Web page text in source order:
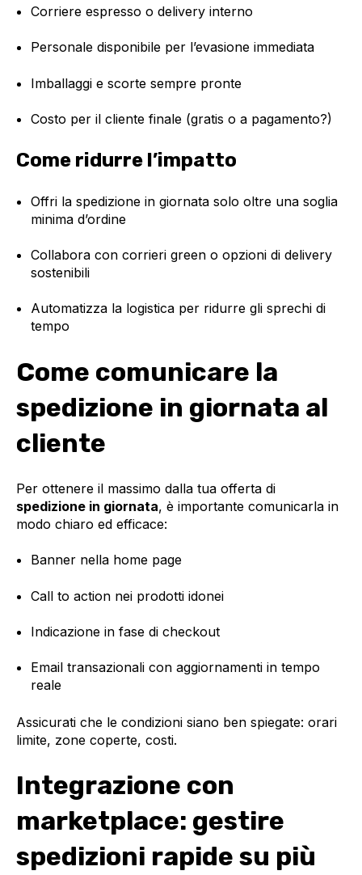
Corriere espresso o delivery interno
Personale disponibile per l’evasione immediata
Imballaggi e scorte sempre pronte
Costo per il cliente finale (gratis o a pagamento?)
Come ridurre l’impatto
Offri la spedizione in giornata solo oltre una soglia
minima d’ordine
Collabora con corrieri green o opzioni di delivery
sostenibili
Automatizza la logistica per ridurre gli sprechi di
tempo
Come comunicare la
spedizione in giornata al
cliente
Per ottenere il massimo dalla tua offerta di
spedizione in giornata, è importante comunicarla in
modo chiaro ed efficace:
Banner nella home page
Call to action nei prodotti idonei
Indicazione in fase di checkout
Email transazionali con aggiornamenti in tempo
reale
Assicurati che le condizioni siano ben spiegate: orari
limite, zone coperte, costi.
Integrazione con
marketplace: gestire
spedizioni rapide su più